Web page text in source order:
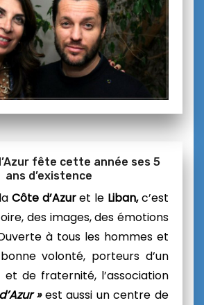
fête cette année ses 5
ans d’existence
Côte d’Azuret le Liban, c’est
des images, des émotions
à tous les hommes et
volonté, porteurs d’un
de fraternité, l’association
»est aussi un centre de